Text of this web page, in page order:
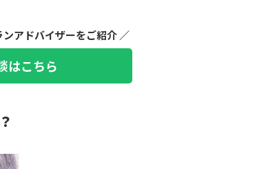
アドバイザーをご紹介 ／
はこちら